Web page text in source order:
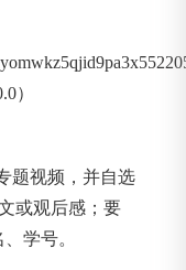
）
题视频，并自选
或观后感；要
学号。